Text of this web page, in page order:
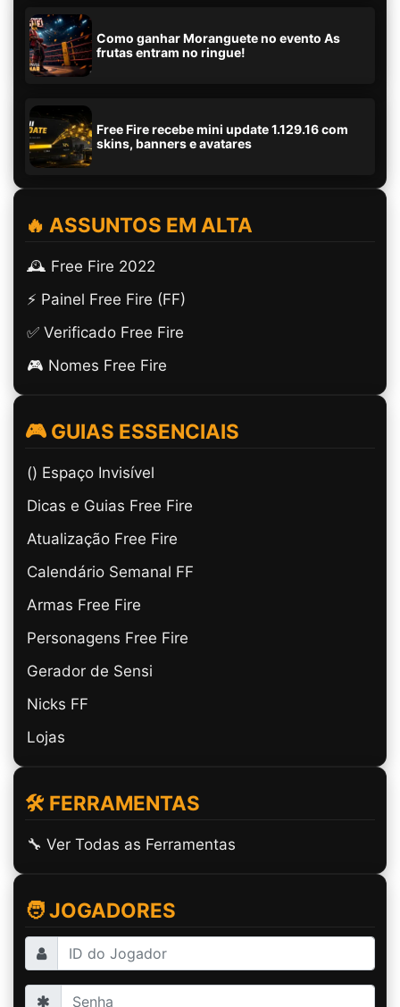
Como ganhar Moranguete no evento As
frutas entram no ringue!
Free Fire recebe mini update 1.129.16 com
skins, banners e avatares
🔥 ASSUNTOS EM ALTA
🕰️ Free Fire 2022
⚡ Painel Free Fire (FF)
✅ Verificado Free Fire
🎮 Nomes Free Fire
🎮 GUIAS ESSENCIAIS
(ㅤ) Espaço Invisível
Dicas e Guias Free Fire
Atualização Free Fire
Calendário Semanal FF
Armas Free Fire
Personagens Free Fire
Gerador de Sensi
Nicks FF
Lojas
🛠️ FERRAMENTAS
🔧 Ver Todas as Ferramentas
🧑 JOGADORES